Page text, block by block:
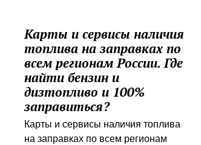
Карты и сервисы наличия
топлива на заправках по
всем регионам России. Где
найти бензин и
дизтопливо и 100%
заправиться?
Карты и сервисы наличия топлива
на заправках по всем регионам